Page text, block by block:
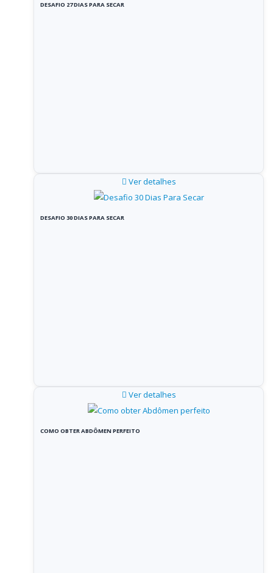
DESAFIO 27 DIAS PARA SECAR
Ver detalhes
DESAFIO 30 DIAS PARA SECAR
Ver detalhes
COMO OBTER ABDÔMEN PERFEITO